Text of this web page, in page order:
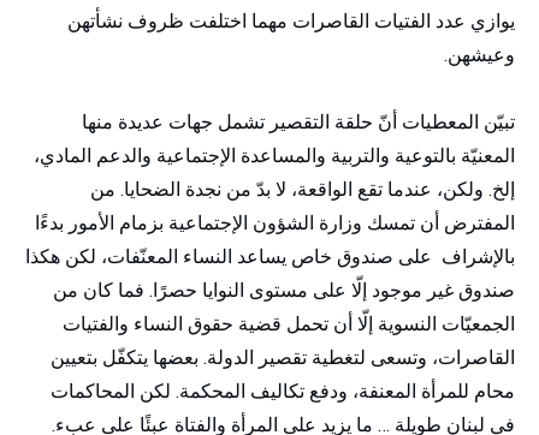
يوازي عدد الفتيات القاصرات مهما اختلفت ظروف نشأتهن
وعيشهن.
تبيّن المعطيات أنّ حلقة التقصير تشمل جهات عديدة منها
المعنيّة بالتوعية والتربية والمساعدة الإجتماعية والدعم المادي،
إلخ. ولكن، عندما تقع الواقعة، لا بدّ من نجدة الضحايا. من
المفترض أن تمسك وزارة الشؤون الإجتماعية بزمام الأمور بدءًا
بالإشراف على صندوق خاص يساعد النساء المعنّفات، لكن هكذا
صندوق غير موجود إلّا على مستوى النوايا حصرًا. فما كان من
الجمعيّات النسوية إلّا أن تحمل قضية حقوق النساء والفتيات
القاصرات، وتسعى لتغطية تقصير الدولة. بعضها يتكفّل بتعيين
محام للمرأة المعنفة، ودفع تكاليف المحكمة. لكن المحاكمات
في لبنان طويلة … ما يزيد على المرأة والفتاة عبئًا على عبء.